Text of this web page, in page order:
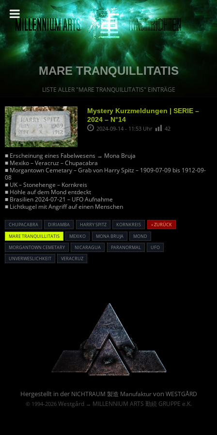
MARE TRANQUILLITATIS
LISTE ALLER "MARE TRANQUILLITATIS" EINTRÄGE
Mystery Kurzmeldungen | SERIE –
2024 – N°14
2024-09-14 - 11:53 Uhr 42
■ Erscheinung eines Fabelwesens → Mona Bruja
■ Mexiko – Veracruz – Chupacabra
■ Morgantown Cemetary – Grab von Harry Spitz – 1909-07-09 bis 1912-09-
08
■ UK – Stonehenge – Kornkreis
■ Höhle auf dem Mond entdeckt
■ Brasilien 2024-07-21 – UFO Aufnahme
■ Lichtkugel mit Angriff auf einen Menschen
CHUPACABRA DIRIAMBA HARRY SPITZ KORNKREIS
« ZURÜCK
MARE TRANQUILLITATIS
MEXIKO MONA BRUJA
MOND
MORGANTOWN CEMETARY
NICARAGUA PARANORMAL
UFO
UNVERWESLICHKEIT
VERACRUZ
Hergestellt in der NICHTRAUM 製造 Manufakturvon WESTGÅRD
© 1994-2026 Westgård→ MILLENNIUM ARTS 勤続 GRUPPE e.K.
Powered By :